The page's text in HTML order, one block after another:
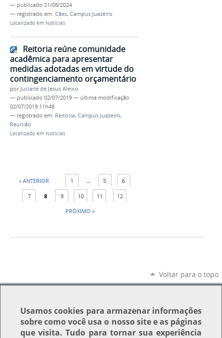
— publicado 21/08/2024
— registrado em: Cães, Campus Juazeiro
Localizado em Notícias
Reitoria reúne comunidade
acadêmica para apresentar
medidas adotadas em virtude do
contingenciamento orçamentário
por Juciane de Jesus Aleixo
— publicado 02/07/2019 — última modificação
02/07/2019 11h48
— registrado em: Reitoria, Campus Juazeiro,
Reunião
Localizado em Notícias
« ANTERIOR 1 ... 5 6
7 8 9 10 11
12
PRÓXIMO »
Voltar para o topo
Usamoscookies para armazenar informações
sobre como você usa o nosso site e as páginas
que visita. Tudo para tornar sua experiência